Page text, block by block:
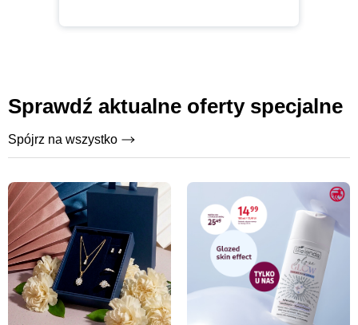
Sprawdź aktualne oferty specjalne
Spójrz na wszystko